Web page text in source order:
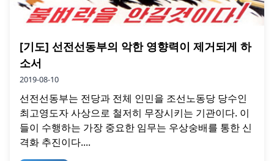
[기도] 선전선동부의 악한 영향력이 제거되게 하
소서
2019-08-10
선전선동부는 전당과 전체 인민을 조선노동당 당수인
최고영도자 사상으로 철저히 무장시키는 기관이다. 이
들이 수행하는 가장 중요한 임무는 우상숭배를 통한 신
격화 추진이다....